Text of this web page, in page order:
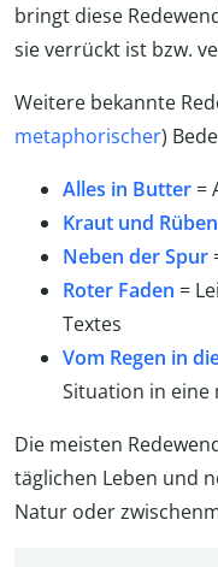
bringt diese
sie verrückt ist bzw.
Weitere bekannte
metaphorischer)
Alles in Butter =
Kraut und Rüben
Neben der Spur
Roter Faden =
Textes
Vom Regen in
Situation in eine
Die meisten
täglichen Leben und
Natur oder